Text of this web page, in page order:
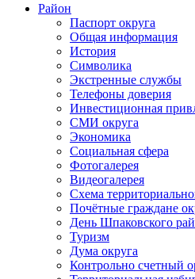
Район
Паспорт округа
Общая информация
История
Символика
Экстренные службы
Телефоны доверия
Инвестиционная
СМИ округа
Экономика
Социальная сфера
Фотогалерея
Видеогалерея
Схема
Почётные граждане
День Шпаковского
Туризм
Дума округа
Контрольно счетный